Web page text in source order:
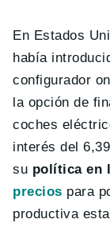
En Estados
había
configurador
la opción de
coches
interés del
su política en
precios para
productiva